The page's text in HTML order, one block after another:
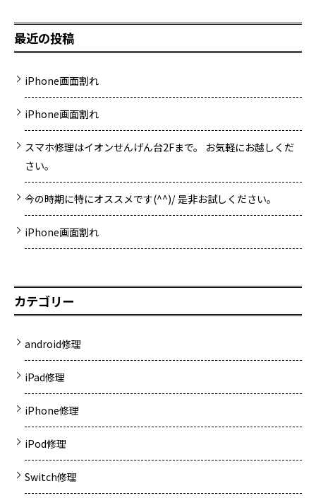
最近の投稿
iPhone画面割れ
iPhone画面割れ
スマホ修理はイオンせんげん台2Fまで。 お気軽にお越しくだ
さい。
今の時期に特にオススメです(^^)/ 是非お試しください。
iPhone画面割れ
カテゴリー
android修理
iPad修理
iPhone修理
iPod修理
Switch修理